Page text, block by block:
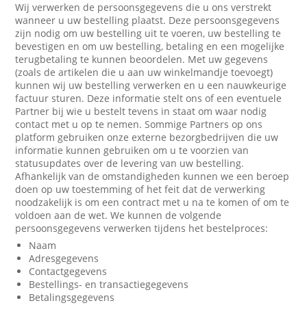
Wij verwerken de persoonsgegevens die u ons verstrekt
wanneer u uw bestelling plaatst. Deze persoonsgegevens
zijn nodig om uw bestelling uit te voeren, uw bestelling te
bevestigen en om uw bestelling, betaling en een mogelijke
terugbetaling te kunnen beoordelen. Met uw gegevens
(zoals de artikelen die u aan uw winkelmandje toevoegt)
kunnen wij uw bestelling verwerken en u een nauwkeurige
factuur sturen. Deze informatie stelt ons of een eventuele
Partner bij wie u bestelt tevens in staat om waar nodig
contact met u op te nemen. Sommige Partners op ons
platform gebruiken onze externe bezorgbedrijven die uw
informatie kunnen gebruiken om u te voorzien van
statusupdates over de levering van uw bestelling.
Afhankelijk van de omstandigheden kunnen we een beroep
doen op uw toestemming of het feit dat de verwerking
noodzakelijk is om een contract met u na te komen of om te
voldoen aan de wet. We kunnen de volgende
persoonsgegevens verwerken tijdens het bestelproces:
Naam
Adresgegevens
Contactgegevens
Bestellings- en transactiegegevens
Betalingsgegevens